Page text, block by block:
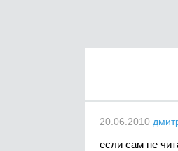
20.06.2010
если сам не